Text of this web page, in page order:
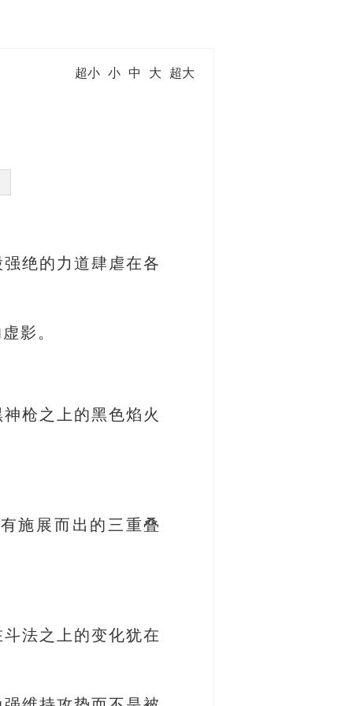
超小 小 中 大 超大
绝的力道肆虐在各
影。
枪之上的黑色焰火
施展而出的三重叠
法之上的变化犹在